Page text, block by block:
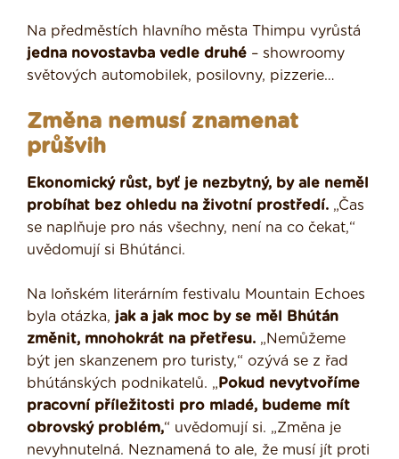
Na předměstích hlavního města Thimpu vyrůstá
jedna novostavba vedle druhé – showroomy
světových automobilek, posilovny, pizzerie…
Změna nemusí znamenat
průšvih
Ekonomický růst, byť je nezbytný, by ale neměl
probíhat bez ohledu na životní prostředí. „Čas
se naplňuje pro nás všechny, není na co čekat,“
uvědomují si Bhútánci.
Na loňském literárním festivalu Mountain Echoes
byla otázka, jak a jak moc by se měl Bhútán
změnit, mnohokrát na přetřesu. „Nemůžeme
být jen skanzenem pro turisty,“ ozývá se z řad
bhútánských podnikatelů. „Pokud nevytvoříme
pracovní příležitosti pro mladé, budeme mít
obrovský problém,“ uvědomují si. „Změna je
nevyhnutelná. Neznamená to ale, že musí jít proti